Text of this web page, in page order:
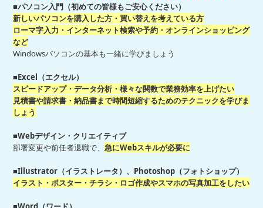
■パソコン入門 （初めての皆様もご安心ください）
新しいパソコンを購入した方・買い替えを考えている方
ローマ字入力・インターネット検索や予約・オンラインショッピング
など
Windowsパソコンの基本も一緒に学びましょう
■Excel（エクセル）
スピードアップ・データ分析・様々な関数で業務効率を上げたい
見積書や請求書・納品書まで時間短縮するためのテクニックを学びま
しょう
■Webデザイン・クリエイティブ
部署変更や前任者退職で、急にWebスキルが必要に
■Illustrator（イラストレータ）、Photoshop（フォトショップ）
イラスト・ポスター・チラシ・ロゴ作成やスマホの写真加工をしたい